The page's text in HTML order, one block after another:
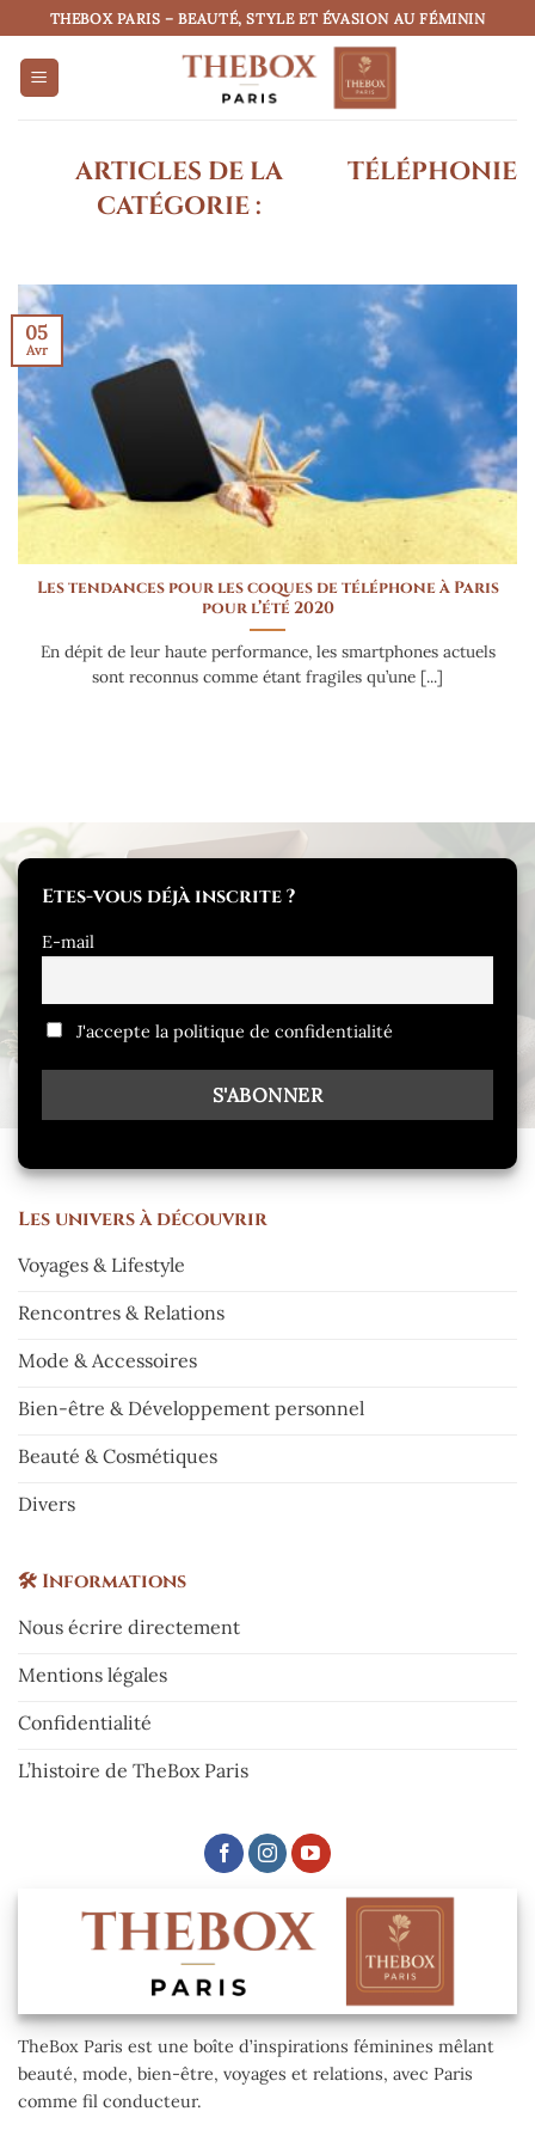
Passer
au
contenu
THEBOX PARIS – BEAUTÉ, STYLE ET ÉVASION AU FÉMININ
TÉLÉPHONIE
Les tendances pour les coques de téléphone à Paris
pour l’été 2020
En dépit de leur haute performance, les smartphones actuels
sont reconnus comme étant fragiles qu’une [...]
05
Avr
Etes-vous déjà inscrite ?
E-mail
J'accepte la politique de confidentialité
Les univers à découvrir
Voyages & Lifestyle
Rencontres & Relations
Mode & Accessoires
Bien-être & Développement personnel
Beauté & Cosmétiques
Divers
🛠️ Informations
Nous écrire directement
Mentions légales
Confidentialité
L’histoire de TheBox Paris
TheBox Paris est une boîte d’inspirations féminines mêlant
beauté, mode, bien-être, voyages et relations, avec Paris
comme fil conducteur.